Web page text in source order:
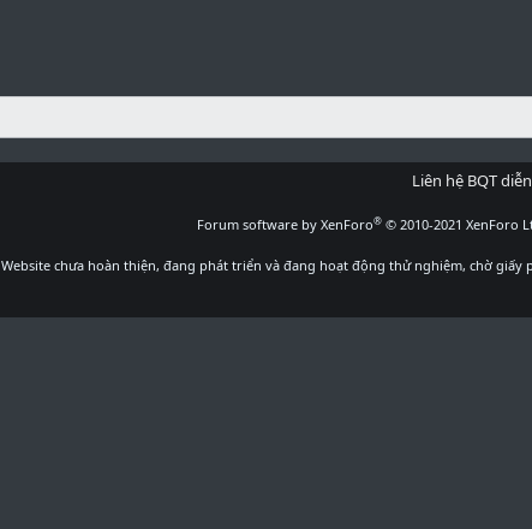
Liên hệ BQT
Forum software by XenForo® © 2010-2021 XenForo
Website chưa hoàn thiện, đang phát triển và đang hoạt động thử nghiệm, chờ giấy